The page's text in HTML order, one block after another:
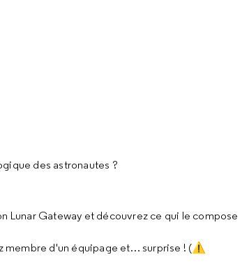
des astronautes ?
Lunar Gateway et découvrez ce qui le compose
membre d'un équipage et… surprise ! (⚠️